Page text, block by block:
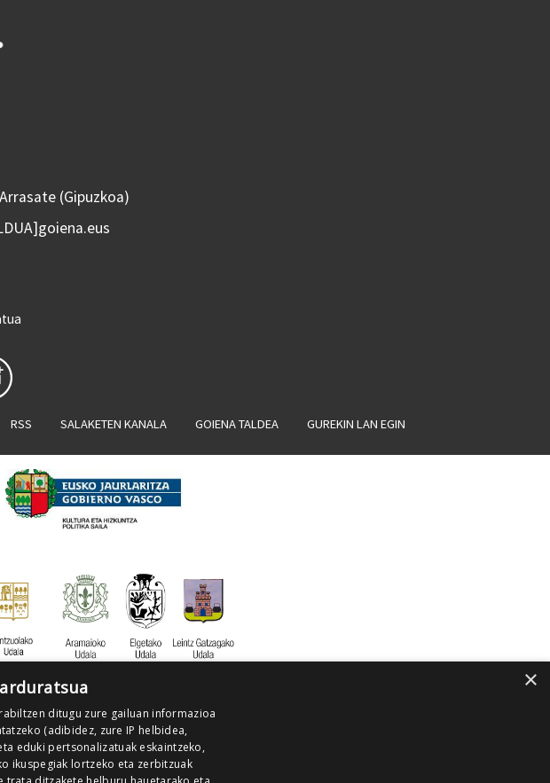
(Gipuzkoa)
RSS SALAKETEN KANALA GOIENA TALDEA GUREKIN LAN EGIN
×
ditugu zure gailuan informazioa
(adibidez, zure IP helbidea,
eduki pertsonalizatuak eskaintzeko,
ikuspegiak lortzeko eta zerbitzuak